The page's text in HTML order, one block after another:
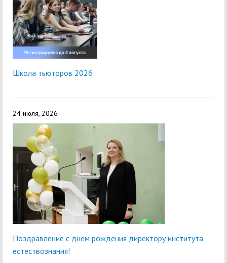
Школа тьюторов 2026
24 июля, 2026
Поздравление с днем рождения директору института
естествознания!